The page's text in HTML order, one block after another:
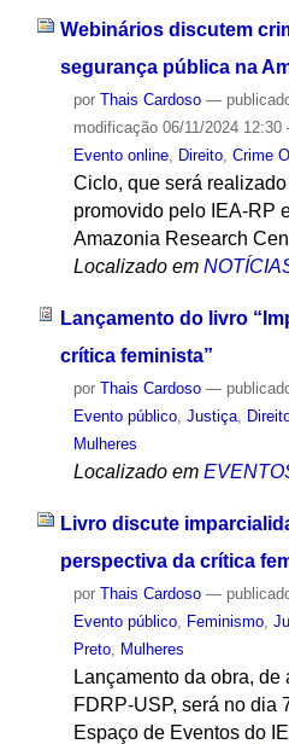
Webinários discutem
segurança pública na
por Thais Cardoso —
modificação06/11/2024 12:30
Evento online, Direito, Crime
Ciclo, que será
promovido pelo IEA-RP
Amazonia Research
Localizado em
Lançamento do livro
crítica feminista”
por Thais Cardoso —
Evento público, Justiça,
Mulheres
Localizado em
Livro discute
perspectiva da crítica
por Thais Cardoso —
Evento público, Feminismo,
Preto, Mulheres
Lançamento da obra,
FDRP-USP, será no dia
Espaço de Eventos do